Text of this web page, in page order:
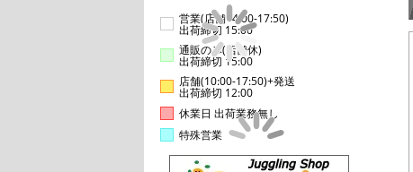
営業(店舗14:00-17:50)
出荷締切 15:00
通販のみ(店舗休)
出荷締切 15:00
店舗(10:00-17:50)+発送
出荷締切 12:00
休業日 出荷業務無し
特殊営業